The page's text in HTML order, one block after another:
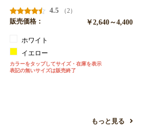
4.5
（2）
販売価格：
￥2,640～4,400
ホワイト
イエロー
カラーをタップしてサイズ・在庫を表示
表記の無いサイズは販売終了
もっと見る